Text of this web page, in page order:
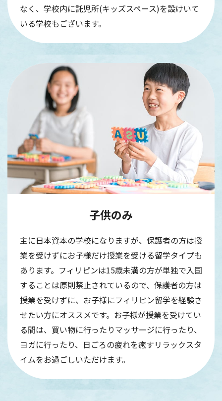
なく、学校内に託児所(キッズスペース)を設けいて
いる学校もございます。
子供のみ
主に日本資本の学校になりますが、保護者の方は授
業を受けずにお子様だけ授業を受ける留学タイプも
あります。フィリピンは15歳未満の方が単独で入国
することは原則禁止されているので、保護者の方は
授業を受けずに、お子様にフィリピン留学を経験さ
せたい方にオススメです。お子様が授業を受けてい
る間は、買い物に行ったりマッサージに行ったり、
ヨガに行ったり、日ごろの疲れを癒すリラックスタ
イムをお過ごしいただけます。